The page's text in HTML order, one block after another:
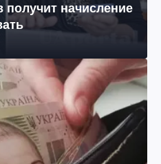
получит начисление